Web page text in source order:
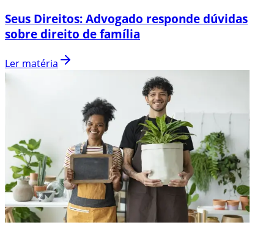
Seus Direitos: Advogado responde dúvidas
sobre direito de família
Ler matéria